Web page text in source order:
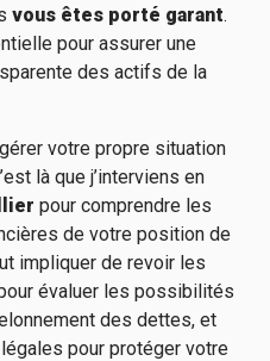
vous êtes porté garant.
pour assurer une
des actifs de la
votre propre situation
là que j’interviens en
pour comprendre les
de votre position de
impliquer de revoir les
évaluer les possibilités
des dettes, et
pour protéger votre